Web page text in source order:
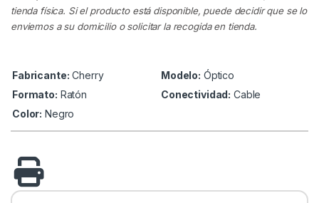
tienda física. Si el producto está disponible, puede decidir que se lo
enviemos a su domicilio o solicitar la recogida en tienda.
Fabricante: Cherry Modelo: Óptico
Formato: Ratón Conectividad: Cable
Color: Negro